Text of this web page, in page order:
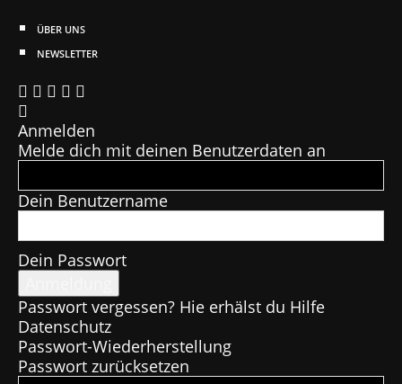
ÜBER UNS
NEWSLETTER
Anmelden
Melde dich mit deinen Benutzerdaten an
Dein Benutzername
Dein Passwort
Passwort vergessen? Hie erhälst du Hilfe
Datenschutz
Passwort-Wiederherstellung
Passwort zurücksetzen